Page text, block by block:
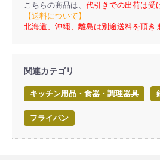
こちらの商品は、 代引きでの出荷は受
【送料について】
北海道、沖縄、離島は別途送料を頂き
関連カテゴリ
キッチン用品・食器・調理器具
フライパン